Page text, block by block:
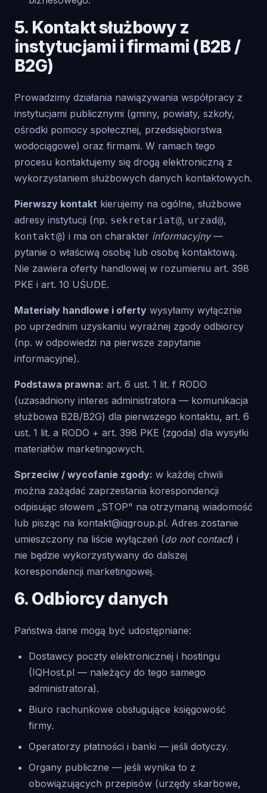
5. Kontakt służbowy z
instytucjami i firmami (B2B /
B2G)
Prowadzimy działania nawiązywania współpracy z
instytucjami publicznymi (gminy, powiaty, szkoły,
ośrodki pomocy społecznej, przedsiębiorstwa
wodociągowe) oraz firmami. W ramach tego
procesu kontaktujemy się drogą elektroniczną z
wykorzystaniem służbowych danych kontaktowych.
Pierwszy kontakt kierujemy na ogólne, służbowe
adresy instytucji (np. sekretariat@, urzad@,
kontakt@) i ma on charakter informacyjny—
pytanie o właściwą osobę lub osobę kontaktową.
Nie zawiera oferty handlowej w rozumieniu art. 398
PKE i art. 10 UŚUDE.
Materiały handlowe i oferty wysyłamy wyłącznie
po uprzednim uzyskaniu wyraźnej zgody odbiorcy
(np. w odpowiedzi na pierwsze zapytanie
informacyjne).
Podstawa prawna: art. 6 ust. 1 lit. f RODO
(uzasadniony interes administratora — komunikacja
służbowa B2B/B2G) dla pierwszego kontaktu, art. 6
ust. 1 lit. a RODO + art. 398 PKE (zgoda) dla wysyłki
materiałów marketingowych.
Sprzeciw / wycofanie zgody: w każdej chwili
można zażądać zaprzestania korespondencji
odpisując słowem „STOP" na otrzymaną wiadomość
lub pisząc na kontakt@iqgroup.pl. Adres zostanie
umieszczony na liście wyłączeń (do not contact) i
nie będzie wykorzystywany do dalszej
korespondencji marketingowej.
6. Odbiorcy danych
Państwa dane mogą być udostępniane:
Dostawcy poczty elektronicznej i hostingu
(IQHost.pl — należący do tego samego
administratora).
Biuro rachunkowe obsługujące księgowość
firmy.
Operatorzy płatności i banki — jeśli dotyczy.
Organy publiczne — jeśli wynika to z
obowiązujących przepisów (urzędy skarbowe,